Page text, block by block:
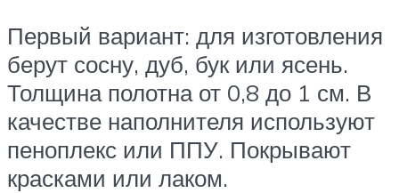
Первый вариант: для изготовления
берут сосну, дуб, бук или ясень.
Толщина полотна от 0,8 до 1 см. В
качестве наполнителя используют
пеноплекс или ППУ. Покрывают
красками или лаком.